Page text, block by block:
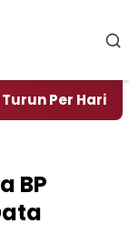
Ini, Segini
BP